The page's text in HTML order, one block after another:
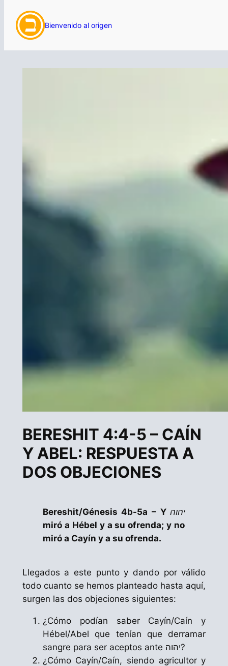
Saltar
contenido
Bienvenido al origen
BERESHIT 4:4-5 – CAÍN
Y ABEL: RESPUESTA A
DOS OBJECIONES
Bereshit/Génesis 4b-5a – Yיהוה
miró a Hébel y a su ofrenda; y no
miró a Cayín y a su ofrenda.
Llegados a este punto y dando por válido
todo cuanto se hemos planteado hasta aquí,
surgen las dos objeciones siguientes:
¿Cómo podían saber Cayín/Caín y
Hébel/Abel que tenían que derramar
sangre para ser aceptos ante יהוה?
¿Cómo Cayín/Caín, siendo agricultor y